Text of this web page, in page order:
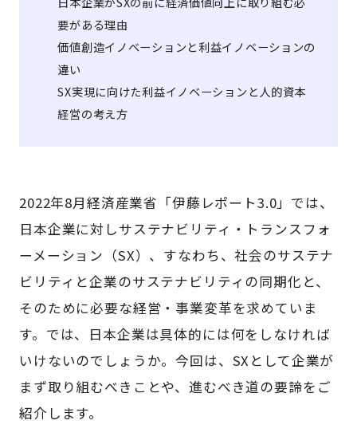
要がある理由
価値創造イノベーションと利益イノベーションの
違い
SX実現に向けた利益イノベーションと人的資本
経営の考え方
2022年8月経済産業省「伊藤レポート3.0」では、
日本企業に対しサステナビリティ・トランスフォ
ーメーション（SX）、すなわち、社会のサステナ
ビリティと企業のサステナビリティの同期化と、
そのために必要な経営・事業変革を求めていま
す。では、日本企業は具体的には何をしなければ
いけないのでしょうか。今回は、SXとして企業が
まず取り組むべきことや、進むべき道の要諦をご
紹介します。